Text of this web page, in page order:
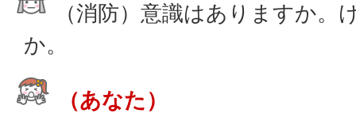
（消防）意識はありますか。
か。
（あなた）